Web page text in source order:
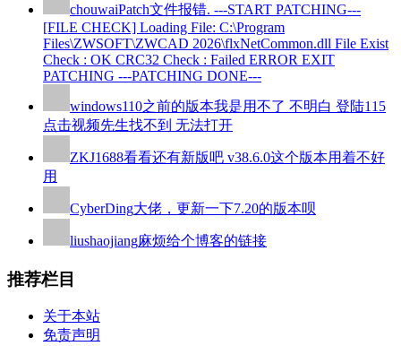
chouwaiPatch文件报错. ---START PATCHING---
[FILE CHECK] Loading File: C:\Program
Files\ZWSOFT\ZWCAD 2026\flxNetCommon.dll File Exist
Check : OK CRC32 Check : Failed ERROR EXIT
PATCHING ---PATCHING DONE---
windows110之前的版本我是用不了 不明白 登陆115
点击视频先生找不到 无法打开
ZKJ1688看看还有新版吧 v38.6.0这个版本用着不好
用
CyberDing大佬，更新一下7.20的版本呗
liushaojiang麻烦给个博客的链接
推荐栏目
关于本站
免责声明